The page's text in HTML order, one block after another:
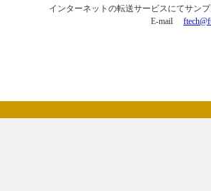
インターネットの転送サービスにてサンプ
E-mail